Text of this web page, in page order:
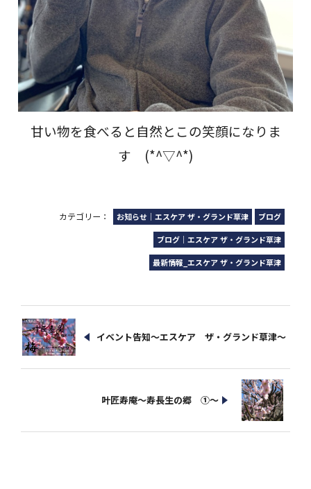
甘い物を食べると自然とこの笑顔になりま
す (*^▽^*)
カテゴリー： お知らせ｜エスケア ザ・グランド草津 ブログ
ブログ｜エスケア ザ・グランド草津
最新情報_エスケア ザ・グランド草津
イベント告知～エスケア ザ・グランド草津～
叶匠寿庵～寿長生の郷 ①～